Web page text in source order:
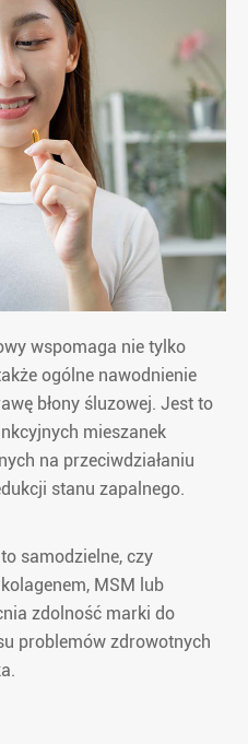
wspomaga nie tylko
ogólne nawodnienie
błony śluzowej. Jest to
mieszanek
na przeciwdziałaniu
stanu zapalnego.
samodzielne, czy
MSM lub
zdolność marki do
problemów zdrowotnych